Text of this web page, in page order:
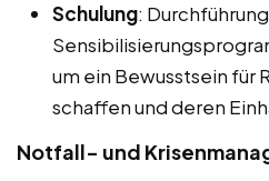
Schulung:
um ein Bewusstsein für
schaffen und deren
Notfall- und